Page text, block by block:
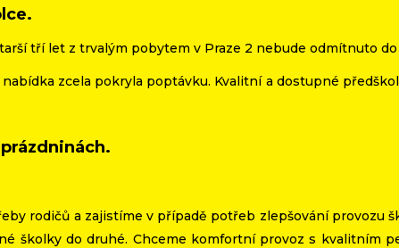
tří let z trvalým pobytem v Praze 2 nebude odmítnuto
zcela pokryla poptávku. Kvalitní a dostupné
rodičů a zajistíme v případě potřeb zlepšování provozu
školky do druhé. Chceme komfortní provoz s kvalitním